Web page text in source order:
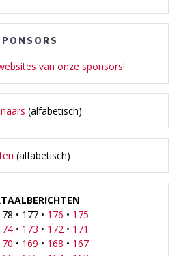
van onze sponsors!
(alfabetisch)
(alfabetisch)
• 177 • 176 • 175
• 173 • 172• 171
• 169 • 168 • 167